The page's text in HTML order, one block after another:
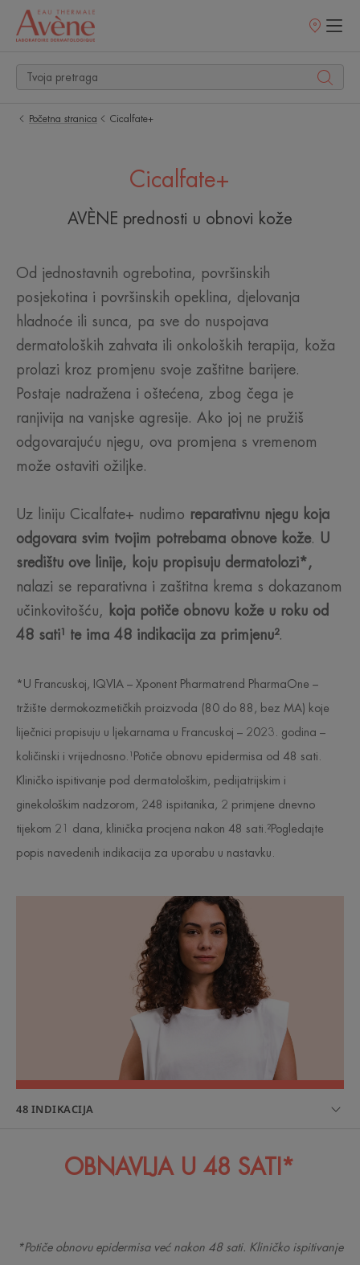
Prodajna
Početna stranica Cicalfate+
Cicalfate+
AVÈNE prednosti u obnovi kože
Od jednostavnih ogrebotina, površinskih
posjekotina i površinskih opeklina, djelovanja
hladnoće ili sunca, pa sve do nuspojava
dermatoloških zahvata ili onkoloških terapija, koža
prolazi kroz promjenu svoje zaštitne barijere.
Postaje nadražena i oštećena, zbog čega je
ranjivija na vanjske agresije. Ako joj ne pružiš
odgovarajuću njegu, ova promjena s vremenom
može ostaviti ožiljke.
Uz liniju Cicalfate+ nudimo reparativnu njegu koja
odgovara svim tvojim potrebama obnove kože. U
središtu ove linije, koju propisuju dermatolozi*,
nalazi se reparativna i zaštitna krema s dokazanom
učinkovitošću,
koja potiče obnovu kože u roku od
48 sati¹ te ima 48 indikacija za primjenu².
*U Francuskoj, IQVIA – Xponent Pharmatrend PharmaOne –
tržište dermokozmetičkih proizvoda (80 do 88, bez MA) koje
liječnici propisuju u ljekarnama u Francuskoj – 2023. godina –
količinski i vrijednosno.¹Potiče obnovu epidermisa od 48 sati.
Kliničko ispitivanje pod dermatološkim, pedijatrijskim i
ginekološkim nadzorom, 248 ispitanika, 2 primjene dnevno
tijekom 21 dana, klinička procjena nakon 48 sati.²Pogledajte
popis navedenih indikacija za uporabu u nastavku.
48 INDIKACIJA
OBNAVLJA U 48 SATI*
*Potiče obnovu epidermisa već nakon 48 sati. Kliničko ispitivanje